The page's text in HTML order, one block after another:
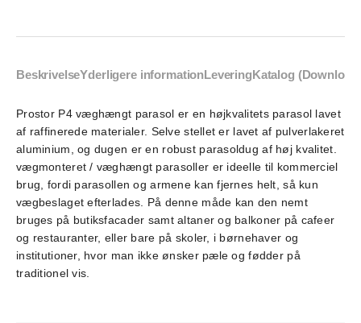
BeskrivelseYderligere informationLeveringKatalog
Prostor P4 væghængt parasol er en højkvalitets parasol lavet
af raffinerede materialer. Selve stellet er lavet af pulverlakeret
aluminium, og dugen er en robust parasoldug af høj kvalitet.
vægmonteret / væghængt parasoller er ideelle til kommerciel
brug, fordi parasollen og armene kan fjernes helt, så kun
vægbeslaget efterlades. På denne måde kan den nemt
bruges på butiksfacader samt altaner og balkoner på cafeer
og restauranter, eller bare på skoler, i børnehaver og
institutioner, hvor man ikke ønsker pæle og fødder på
traditionel vis.